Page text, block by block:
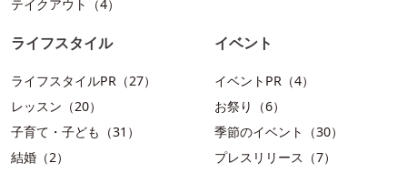
テイクアウト（4）
ライフスタイル
ライフスタイルPR（27）
レッスン（20）
子育て・子ども（31）
結婚（2）
イベント
イベントPR（4）
お祭り（6）
季節のイベント（30）
プレスリリース（7）